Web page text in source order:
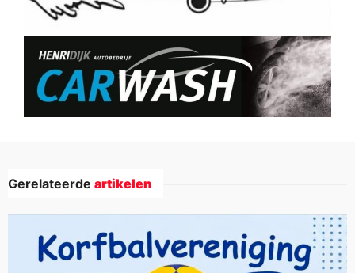
Gerelateerde artikelen